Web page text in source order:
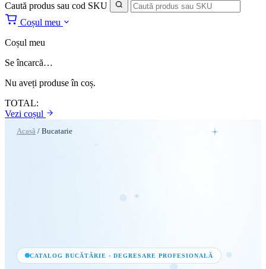
Caută produs sau cod SKU
Coșul meu
Coșul meu
Se încarcă…
Nu aveți produse în coș.
TOTAL:
Vezi coșul
Acasă / Bucatarie
CATALOG BUCĂTĂRIE · DEGRESARE PROFESIONALĂ